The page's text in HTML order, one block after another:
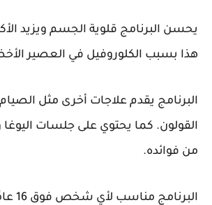
يحسن البرنامج قلوية الجسم ويزيد
هذا بسبب الكلوروفيل في العصير
البرنامج يقدم علاجات أخرى مثل
القولون. كما يحتوي على جلسات اليوغا
من فوائده.